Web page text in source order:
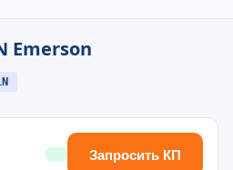
Emerson
Запросить КП